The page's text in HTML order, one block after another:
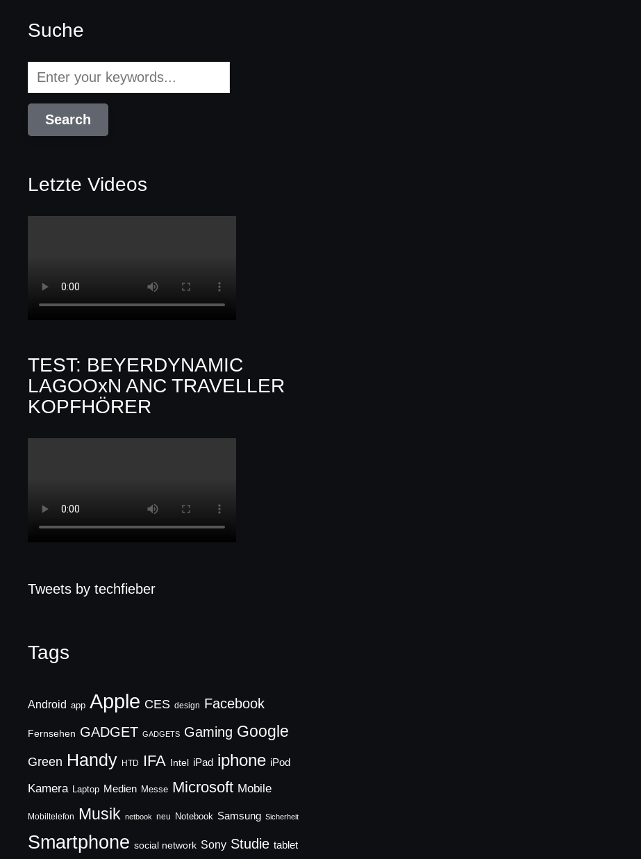
Suche
Letzte Videos
TEST: BEYERDYNAMIC
LAGOOxN ANC TRAVELLER
KOPFHÖRER
Tweets by techfieber
Tags
Android app Apple CES design Facebook
Fernsehen GADGET GADGETS Gaming Google
Green Handy HTD IFA Intel iPad iphone iPod
Kamera Laptop Medien Messe Microsoft Mobile
Mobiltelefon Musik netbook neu Notebook Samsung Sicherheit
Smartphone social network Sony Studie tablet